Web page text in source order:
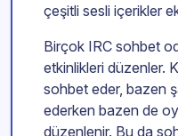
çeşitli sesli içerikler
Birçok IRC sohbet
etkinlikleri düzenler.
sohbet eder, bazen
ederken bazen de
düzenlenir. Bu da